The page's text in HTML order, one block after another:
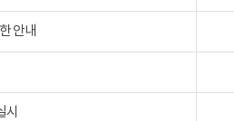
안내
시